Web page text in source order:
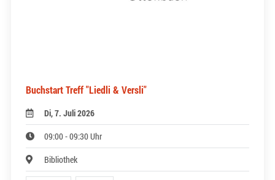
Buchstart Treff "Liedli & Versli"
Di, 7. Juli 2026
09:00 - 09:30 Uhr
Bibliothek